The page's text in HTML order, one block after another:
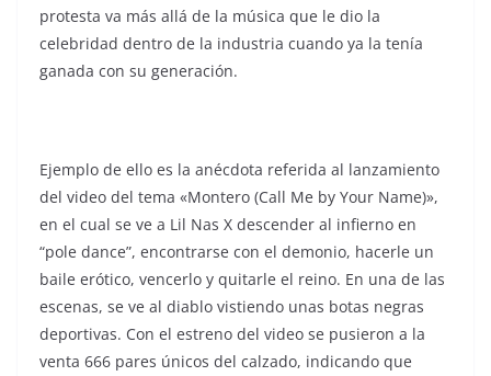
protesta va más allá de la música que le dio la
celebridad dentro de la industria cuando ya la tenía
ganada con su generación.
Ejemplo de ello es la anécdota referida al lanzamiento
del video del tema «Montero (Call Me by Your Name)»,
en el cual se ve a Lil Nas X descender al infierno en
“pole dance”, encontrarse con el demonio, hacerle un
baile erótico, vencerlo y quitarle el reino. En una de las
escenas, se ve al diablo vistiendo unas botas negras
deportivas. Con el estreno del video se pusieron a la
venta 666 pares únicos del calzado, indicando que